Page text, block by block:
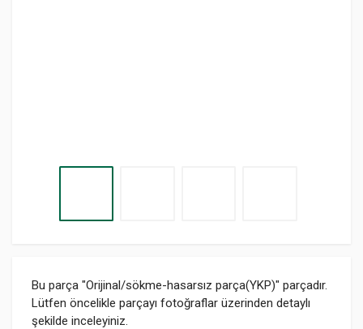
Bu parça "Orijinal/sökme-hasarsız parça(YKP)" parçadır.
Lütfen öncelikle parçayı fotoğraflar üzerinden detaylı
şekilde inceleyiniz.